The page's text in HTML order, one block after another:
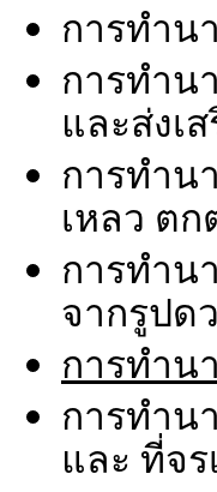
การทำน
การทำน
และส่งเ
การทำน
เหลว ตก
การทำน
จากรูปด
การทำน
การทำน
และ ที่จ